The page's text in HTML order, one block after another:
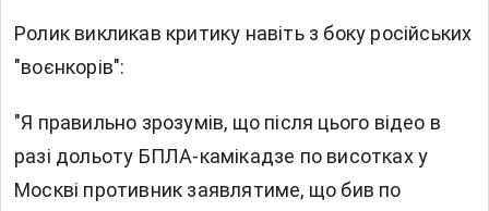
Ролик викликав критику навіть з боку російських
"воєнкорів":
"Я правильно зрозумів, що після цього відео в
разі дольоту БПЛА-камікадзе по висотках у
Москві противник заявлятиме, що бив по